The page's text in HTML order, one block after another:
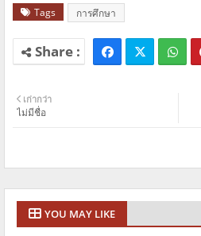
Tags การศึกษา
เก่ากว่า
ไม่มีชื่อ
YOU MAY LIKE